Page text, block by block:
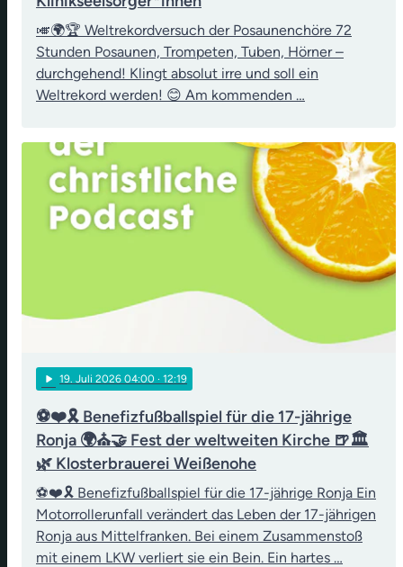
🎺🌍🏆 Weltrekordversuch der Posaunenchöre 72
Stunden Posaunen, Trompeten, Tuben, Hörner –
durchgehend! Klingt absolut irre und soll ein
Weltrekord werden! 😊 Am kommenden …
play_arrow 19. Juli 2026 04:00 · 12:19
⚽❤️🎗️ Benefizfußballspiel für die 17-jährige
Ronja 🌍⛪🤝 Fest der weltweiten Kirche 🍺🏛️
🌿 Klosterbrauerei Weißenohe
⚽❤️🎗️ Benefizfußballspiel für die 17-jährige Ronja Ein
Motorrollerunfall verändert das Leben der 17-jährigen
Ronja aus Mittelfranken. Bei einem Zusammenstoß
mit einem LKW verliert sie ein Bein. Ein hartes …